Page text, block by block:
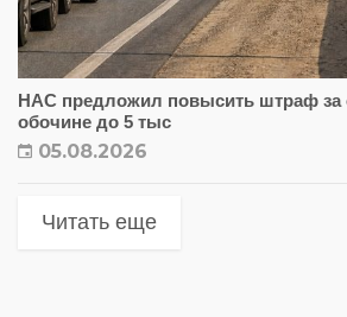
НАС предложил повысить штраф за
обочине до 5 тыс
05.08.2026
Читать еще